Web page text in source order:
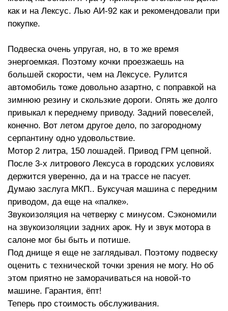
как и на Лексус. Лью АИ-92 как и рекомендовали при
покупке.
Подвеска очень упругая, но, в то же время
энергоемкая. Поэтому кочки проезжаешь на
большей скорости, чем на Лексусе. Рулится
автомобиль тоже довольно азартно, с поправкой на
зимнюю резину и скользкие дороги. Опять же долго
привыкал к переднему приводу. Задний повеселей,
конечно. Вот летом другое дело, по загородному
серпантину одно удовольствие.
Мотор 2 литра, 150 лошадей. Привод ГРМ цепной.
После 3-х литрового Лексуса в городских условиях
держится уверенно, да и на трассе не пасует.
Думаю заслуга МКП.. Буксучая машина с передним
приводом, да еще на «палке».
Звукоизоляция на четверку с минусом. Сэкономили
на звукоизоляции задних арок. Ну и звук мотора в
салоне мог бы быть и потише.
Под днище я еще не заглядывал. Поэтому подвеску
оценить с технической точки зрения не могу. Но об
этом приятно не заморачиваться на новой-то
машине. Гарантия, ёпт!
Теперь про стоимость обслуживания.